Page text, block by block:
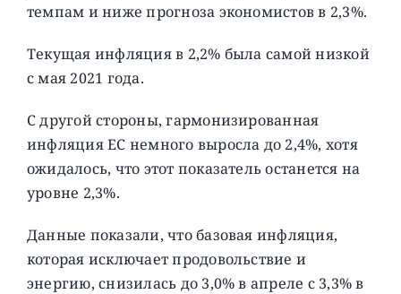
темпам и ниже прогноза экономистов в 2,3%.
Текущая инфляция в 2,2% была самой низкой
с мая 2021 года.
С другой стороны, гармонизированная
инфляция ЕС немного выросла до 2,4%, хотя
ожидалось, что этот показатель останется на
уровне 2,3%.
Данные показали, что базовая инфляция,
которая исключает продовольствие и
энергию, снизилась до 3,0% в апреле с 3,3% в